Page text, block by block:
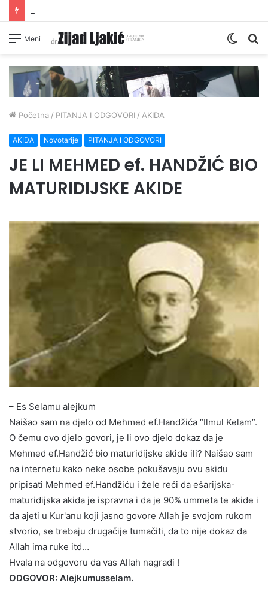
Meni
Switch
Početna / PITANJA I ODGOVORI / AKIDA
AKIDA Novotarije PITANJA I ODGOVORI
JE LI MEHMED ef. HANDŽIĆ BIO
MATURIDIJSKE AKIDE
– Es Selamu alejkum
Naišao sam na djelo od Mehmed ef.Handžića “Ilmul Kelam”.
O čemu ovo djelo govori, je li ovo djelo dokaz da je
Mehmed ef.Handžić bio maturidijske akide ili? Naišao sam
na internetu kako neke osobe pokušavaju ovu akidu
pripisati Mehmed ef.Handžiću i žele reći da ešarijska-
maturidijska akida je ispravna i da je 90% ummeta te akide i
da ajeti u Kur'anu koji jasno govore Allah je svojom rukom
stvorio, se trebaju drugačije tumačiti, da to nije dokaz da
Allah ima ruke itd…
Hvala na odgovoru da vas Allah nagradi !
ODGOVOR: Alejkumusselam.